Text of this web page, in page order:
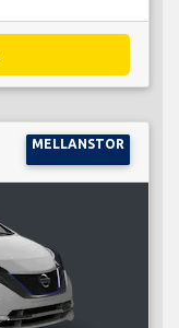
MELLANSTOR